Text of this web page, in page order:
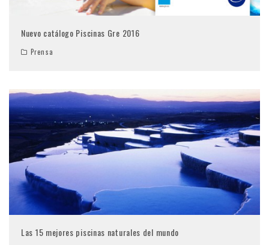
Nuevo catálogo Piscinas Gre 2016
Prensa
Las 15 mejores piscinas naturales del mundo